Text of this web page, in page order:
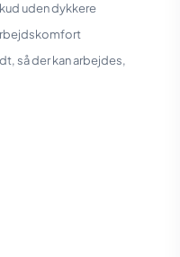
uden dykkere
så der kan arbejdes,